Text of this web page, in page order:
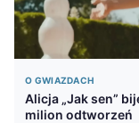
O GWIAZDACH
Alicja „Jak sen”
milion odtworzeń